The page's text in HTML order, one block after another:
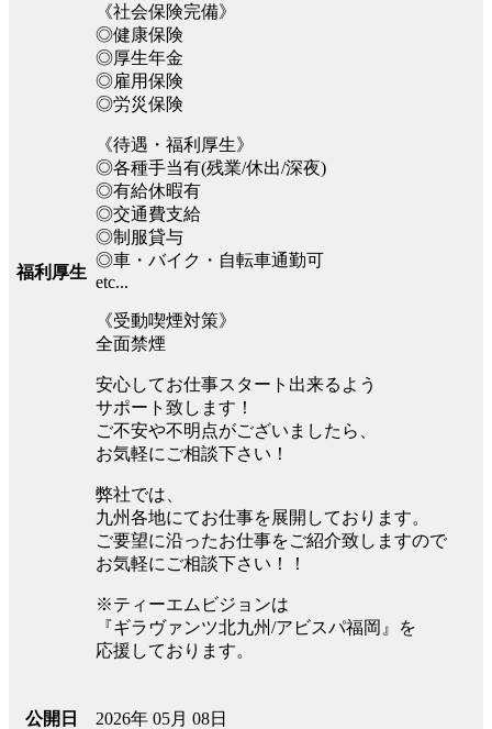
福利厚生
《社会保険完備》
◎健康保険
◎厚生年金
◎雇用保険
◎労災保険
《待遇・福利厚生》
◎各種手当有(残業/休出/深夜)
◎有給休暇有
◎交通費支給
◎制服貸与
◎車・バイク・自転車通勤可
etc...
《受動喫煙対策》
全面禁煙
安心してお仕事スタート出来るよう
サポート致します！
ご不安や不明点がございましたら、
お気軽にご相談下さい！
弊社では、
九州各地にてお仕事を展開しております。
ご要望に沿ったお仕事をご紹介致しますので
お気軽にご相談下さい！！
※ティーエムビジョンは
『ギラヴァンツ北九州/アビスパ福岡』を
応援しております。
公開日 2026年 05月 08日